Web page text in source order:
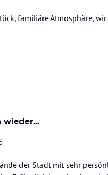
familiäre Atmosphäre,
der Stadt mit sehr